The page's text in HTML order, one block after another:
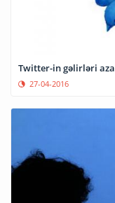
Twitter-in gəlirləri
27-04-2016